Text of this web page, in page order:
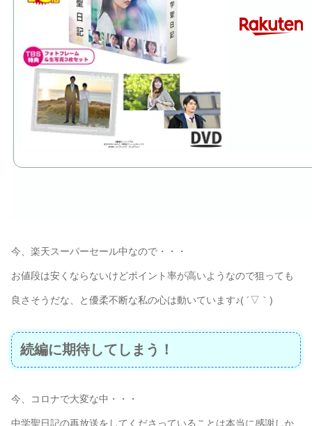
今、楽天スーパーセール中なので・・・
お値段は安くならないけどポイント率が高いようなので狙っても
良さそうだな、と優柔不断な私の心は動いています♪( ´▽｀)
続編に期待してしまう！
今、コロナで大変な中・・・
中学聖日記の再放送をしてくださっていることは本当に感謝しか